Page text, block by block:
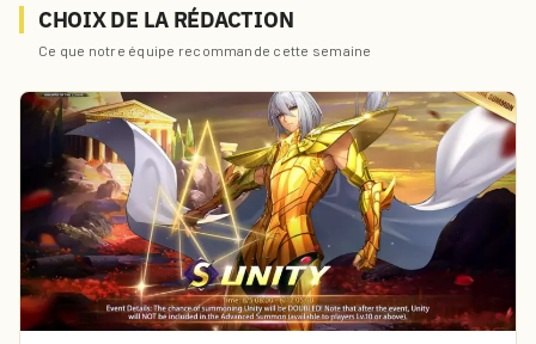
CHOIX DE LA RÉDACTION
Ce que notre équipe recommande cette semaine